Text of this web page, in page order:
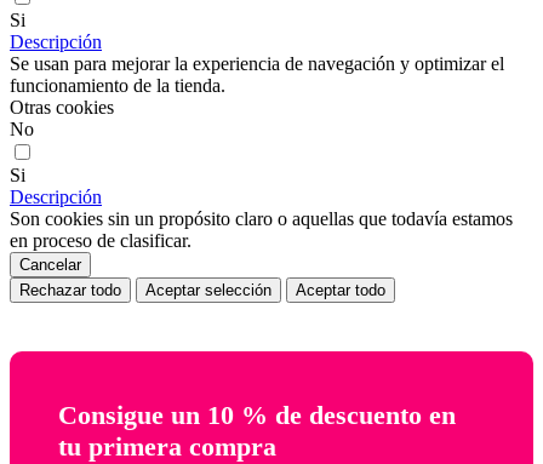
Si
Descripción
Se usan para mejorar la experiencia de navegación y optimizar el
funcionamiento de la tienda.
Otras cookies
No
Si
Descripción
Son cookies sin un propósito claro o aquellas que todavía estamos
en proceso de clasificar.
Cancelar
Rechazar todo
Aceptar selección Aceptar todo
Consigue un 10 % de descuento en
tu primera compra